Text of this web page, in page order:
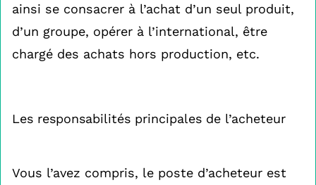
ainsi se consacrer à l’achat d’un seul produit,
d’un groupe, opérer à l’international, être
chargé des achats hors production, etc.
Les responsabilités principales de l’acheteur
Vous l’avez compris, le poste d’acheteur est